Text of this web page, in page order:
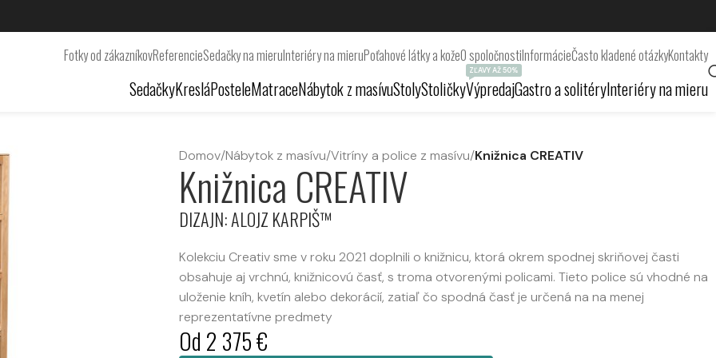
Fotky od zákazníkovReferencieSedačky na mieruInteriéry na mieruPoťahové látky a kožeO spoločnostiInformácieČasto kladené otázkyKontakty
SedačkyKresláPosteleMatraceNábytok z masívuStolyStoličkyVýpredaj
ZĽAVY AŽ 50%
Gastro a solitéryInteriéry na mieru
Domov/Nábytok z masívu/Vitríny a police z masívu/Knižnica CREATIV
Knižnica CREATIV
DIZAJN: ALOJZ KARPIŠ™
Kolekciu Creativ sme v roku 2021 doplnili o knižnicu, ktorá okrem spodnej skriňovej časti
obsahuje aj vrchnú, knižnicovú časť, s troma otvorenými policami. Tieto police sú vhodné na
uloženie kníh, kvetín alebo dekorácií, zatiaľ čo spodná časť je určená na na menej
reprezentatívne predmety
Od 2 375€